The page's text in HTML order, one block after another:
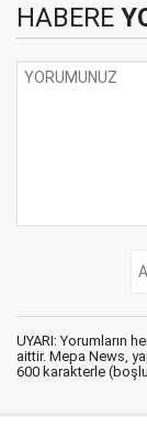
HABERE
UYARI: Yorumların
aittir. Mepa News,
600 karakterle